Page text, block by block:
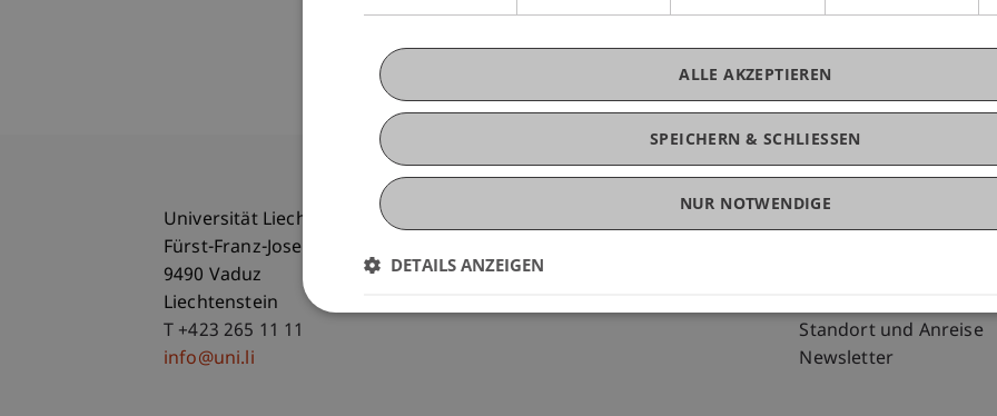
Universität Liechtenstein
Fürst-Franz-Josef-Strasse
9490 Vaduz
Liechtenstein
T +423 265 11 11
info@uni.li
Fußzeile Rechtliche Hinweise
Disclaimer
Fußzeile
Standort und Anreise
Newsletter
SPEICHERN & SCHLIESSEN
ALLE AKZEPTIEREN
NUR NOTWENDIGE
DETAILS ANZEIGEN